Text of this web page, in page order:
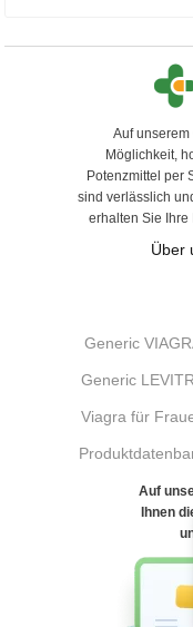
Auf
Möglichkeit,
Potenzmittel per
sind verlässlich
erhalten Sie Ihre
Über
Generic
Generic
Viagra für
Auf
Ihnen